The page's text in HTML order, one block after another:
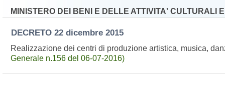
MINISTERO DEI BENI E DELLE ATTIVITA' CULTURALI
DECRETO 22 dicembre 2015
Realizzazione dei centri di produzione artistica, musica,
Generale n.156 del 06-07-2016)